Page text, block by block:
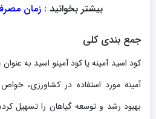
بیشتر بخوانید : زمان
جمع بندی کلی
کود اسید آمینه یا کود آمینو اسید به
آمینه مورد استفاده در کشاورزی،
بهبود رشد و توسعه گیاهان را تسهیل